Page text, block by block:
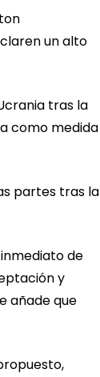
un alto
tras la
como medida
partes tras la
de
y
añade que